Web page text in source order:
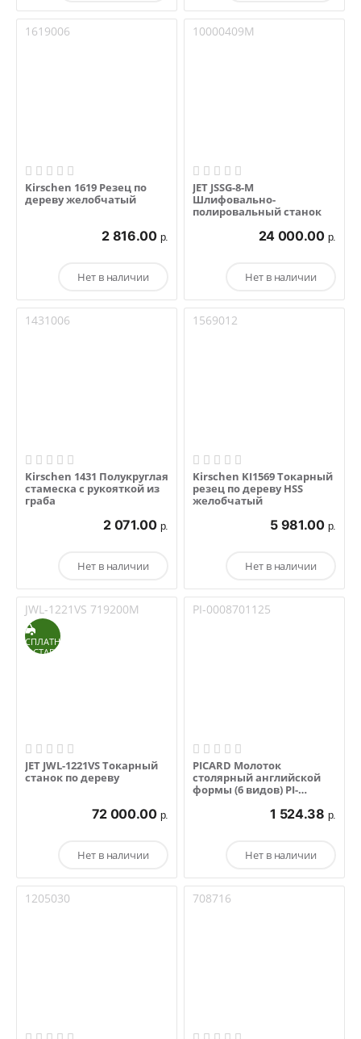
1619006
Kirschen 1619 Резец по
дереву желобчатый
2 816.00 р.
Нет в наличии
10000409M
JET JSSG-8-M
Шлифовально-
полировальный станок
24 000.00 р.
Нет в наличии
1431006
Kirschen 1431 Полукруглая
стамеска с рукояткой из
граба
2 071.00 р.
Нет в наличии
1569012
Kirschen KI1569 Токарный
резец по дереву HSS
желобчатый
5 981.00 р.
Нет в наличии
JWL-1221VS 719200M
БЕСПЛАТНАЯ
ДОСТАВКА
JET JWL-1221VS Токарный
станок по дереву
72 000.00 р.
Нет в наличии
PI-0008701125
PICARD Молоток
столярный английской
формы (6 видов) PI-
1 524.38 р.
Нет в наличии
1205030 708716